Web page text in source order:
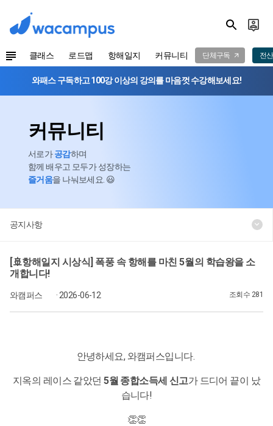
클래스 로드맵 항해일지 커뮤니티 단체구독 전
와패스 구독하고 100강 이상의 강의를 마음껏 수강해보세요!
커뮤니티
서로가공감하며
함께 배우고 모두가 성장하는
즐거움을 나눠보세요. 😃
공지사항
[🚢항해일지 시상식] 폭풍 속 항해를 마친 5월의 학습왕을 소
개합니다!
와캠퍼스 · 2026-06-12 조회수 281
안녕하세요, 와캠퍼스입니다.
지옥의 레이스 같았던5월 종합소득세 신고가 드디어 끝이 났
습니다!
👏👏